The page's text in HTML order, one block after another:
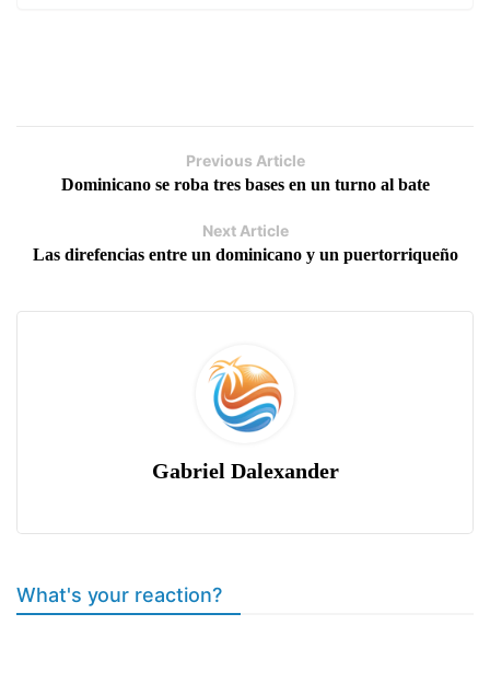
Previous Article
Dominicano se roba tres bases en un turno al bate
Next Article
Las direfencias entre un dominicano y un puertorriqueño
Gabriel Dalexander
What's your reaction?